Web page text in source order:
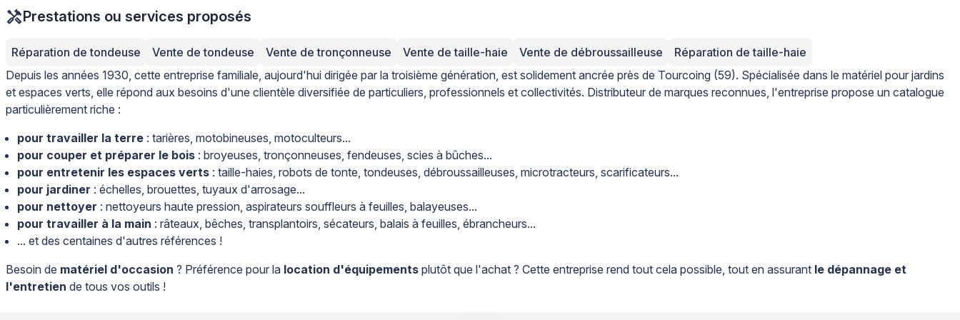
Prestations ou services proposés
Réparation de tondeuse Vente de tondeuse Vente de tronçonneuse Vente de taille-haie Vente de débroussailleuse
Réparation de taille-haie
Depuis les années 1930, cette entreprise familiale, aujourd'hui dirigée par la troisième génération, est solidement ancrée près de Tourcoing (59). Spécialisée dans le matériel pour jardins
et espaces verts, elle répond aux besoins d'une clientèle diversifiée de particuliers, professionnels et collectivités. Distributeur de marques reconnues, l'entreprise propose un catalogue
particulièrement riche :
pour travailler la terre : tarières, motobineuses, motoculteurs...
pour couper et préparer le bois : broyeuses, tronçonneuses, fendeuses, scies à bûches...
pour entretenir les espaces verts : taille-haies, robots de tonte, tondeuses, débroussailleuses, microtracteurs, scarificateurs...
pour jardiner : échelles, brouettes, tuyaux d'arrosage...
pour nettoyer : nettoyeurs haute pression, aspirateurs souffleurs à feuilles, balayeuses...
pour travailler à la main : râteaux, bêches, transplantoirs, sécateurs, balais à feuilles, ébrancheurs...
... et des centaines d'autres références !
Besoin de matériel d'occasion ? Préférence pour la location d'équipements plutôt que l'achat ? Cette entreprise rend tout cela possible, tout en assurant le dépannage et
l'entretien de tous vos outils !